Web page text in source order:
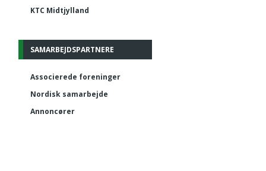
KTC Midtjylland
SAMARBEJDSPARTNERE
Associerede foreninger
Nordisk samarbejde
Annoncører